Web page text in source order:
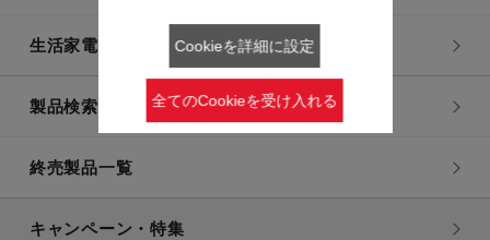
生活家電
製品検索一覧
終売製品一覧
キャンペーン・特集
Cookieを詳細に設定
全てのCookieを受け入れる